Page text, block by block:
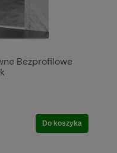
Bezprofilowe
Do koszyka